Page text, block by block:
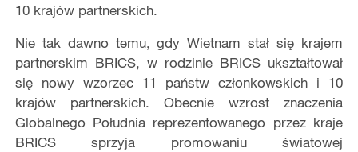
10 krajów partnerskich.
Nie tak dawno temu, gdy Wietnam stał się krajem
partnerskim BRICS, w rodzinie BRICS ukształtował
się nowy wzorzec 11 państw członkowskich i 10
krajów partnerskich. Obecnie wzrost znaczenia
Globalnego Południa reprezentowanego przez kraje
BRICS sprzyja promowaniu światowej